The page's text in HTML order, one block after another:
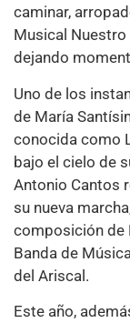
caminar,
Musical Nuestro
dejando
Uno de los
de María
conocida como
bajo el cielo de
Antonio Cantos
su nueva
composición de
Banda de
del Ariscal.
Este año,